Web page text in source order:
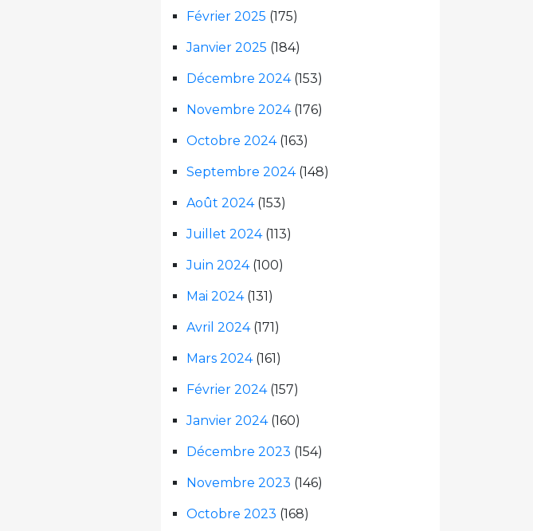
Février 2025 (175)
Janvier 2025 (184)
Décembre 2024(153)
Novembre 2024(176)
Octobre 2024(163)
Septembre 2024(148)
Août 2024(153)
Juillet 2024(113)
Juin 2024(100)
Mai 2024(131)
Avril 2024(171)
Mars 2024(161)
Février 2024(157)
Janvier 2024(160)
Décembre 2023 (154)
Novembre 2023 (146)
Octobre 2023 (168)